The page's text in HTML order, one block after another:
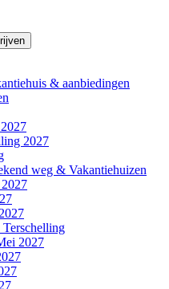
& aanbiedingen
2027
weg & Vakantiehuizen
2027